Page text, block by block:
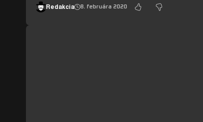
Redakcia 8. februára 2020